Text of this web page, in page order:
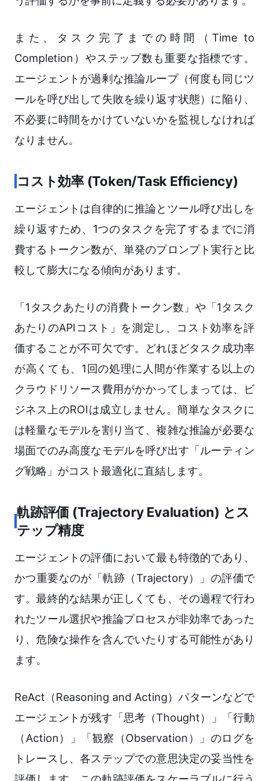
また、タスク完了までの時間（Time to
Completion）やステップ数も重要な指標です。
エージェントが過剰な推論ループ（何度も同じツ
ールを呼び出して失敗を繰り返す状態）に陥り、
不必要に時間をかけていないかを監視しなければ
なりません。
コスト効率 (Token/Task Efficiency)
エージェントは自律的に推論とツール呼び出しを
繰り返すため、1つのタスクを完了するまでに消
費するトークン数が、単発のプロンプト実行と比
較して膨大になる傾向があります。
「1タスクあたりの消費トークン数」や「1タスク
あたりのAPIコスト」を測定し、コスト効率を評
価することが不可欠です。どれほどタスク成功率
が高くても、1回の処理に人間が作業する以上の
クラウドリソース費用がかかってしまっては、ビ
ジネス上のROIは成立しません。簡単なタスクに
は軽量なモデルを割り当て、複雑な推論が必要な
場面でのみ高度なモデルを呼び出す「ルーティン
グ戦略」がコスト最適化に直結します。
軌跡評価 (Trajectory Evaluation) とス
テップ精度
エージェントの評価において最も特徴的であり、
かつ重要なのが「軌跡（Trajectory）」の評価で
す。最終的な結果が正しくても、その過程で行わ
れたツール選択や推論プロセスが非効率であった
り、危険な操作を含んでいたりする可能性があり
ます。
ReAct（Reasoning and Acting）パターンなどで
エージェントが残す「思考（Thought）」「行動
（Action）」「観察（Observation）」のログを
トレースし、各ステップでの意思決定の妥当性を